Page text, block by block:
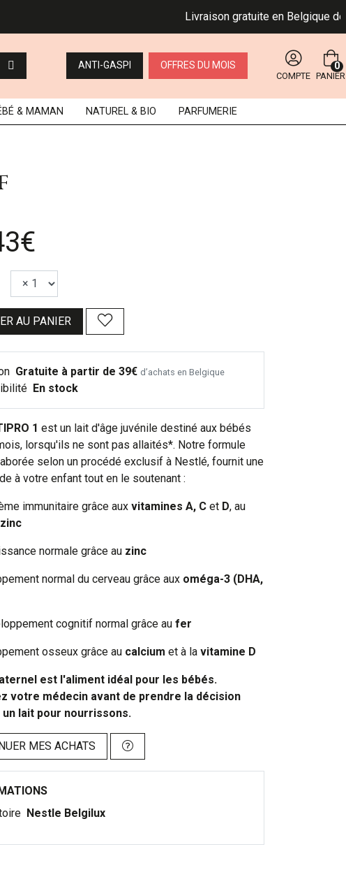
Livraison gratuite en Belgique dès
ANTI-GASPI OFFRES DU MOIS
COMPTE PANIER
0
& MAMAN NATUREL & BIO PARFUMERIE
AU PANIER
Gratuite à partir de 39€ d’achats en Belgique
En stock
1 est un lait d'âge juvénile destiné aux bébés
lorsqu'ils ne sont pas allaités*. Notre formule
selon un procédé exclusif à Nestlé, fournit une
à votre enfant tout en le soutenant :
immunitaire grâce aux vitamines A, C et D, au
zinc
normale grâce au zinc
normal du cerveau grâce aux oméga-3 (DHA,
cognitif normal grâce au fer
osseux grâce au calcium et à la vitamine D
est l'aliment idéal pour les bébés.
votre médecin avant de prendre la décision
lait pour nourrissons.
MES ACHATS
Nestle Belgilux